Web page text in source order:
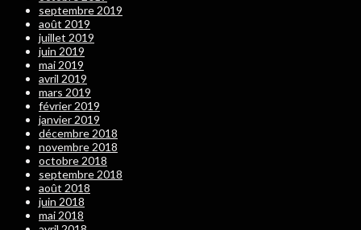
septembre 2019
août 2019
juillet 2019
juin 2019
mai 2019
avril 2019
mars 2019
février 2019
janvier 2019
décembre 2018
novembre 2018
octobre 2018
septembre 2018
août 2018
juin 2018
mai 2018